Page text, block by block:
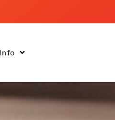
Info